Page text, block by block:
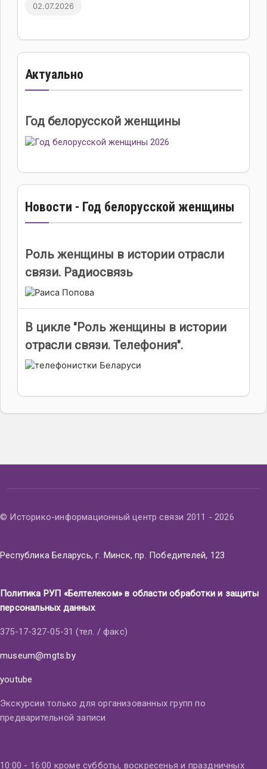
02.07.2026
Актуально
Год белорусской женщины
Новости - Год белорусской женщины
Роль женщины в истории отрасли
связи. Радиосвязь
В цикле "Роль женщины в истории
отрасли связи. Телефония".
© Историко-информационный центр связи 2011 - 2026
Республика Беларусь, г. Минск, пр. Победителей, 123
Политика РУП «Белтелеком» в области обработки и защиты
персональных данных
375-17-327-05-31 (тел. / факс)
museum@mgts.by
youtube
Экскурсии только для организованных групп по
предварительной записи
10:00 - 16:00 кроме субботы, воскресенья и праздничных